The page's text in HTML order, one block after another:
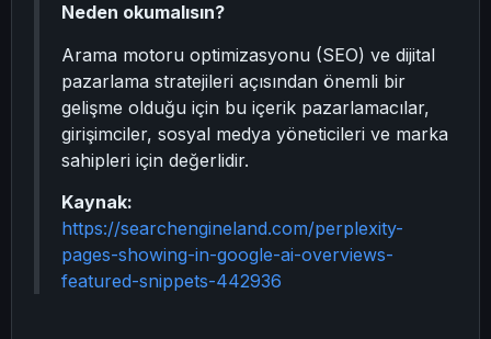
Neden okumalısın?
Arama motoru optimizasyonu (SEO) ve dijital
pazarlama stratejileri açısından önemli bir
gelişme olduğu için bu içerik pazarlamacılar,
girişimciler, sosyal medya yöneticileri ve marka
sahipleri için değerlidir.
Kaynak:
https://searchengineland.com/perplexity-
pages-showing-in-google-ai-overviews-
featured-snippets-442936